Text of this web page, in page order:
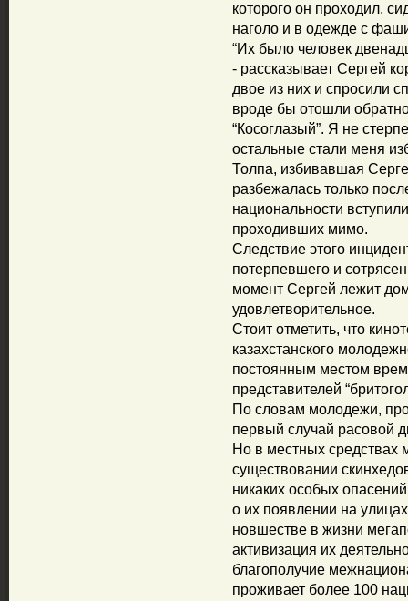
которого он проходил,
наголо и в одежде с
“Их было человек
- рассказывает Сергей
двое из них и спросили
вроде бы отошли
“Косоглазый”. Я не
остальные стали меня
Толпа, избивавшая
разбежалась только
национальности
проходивших мимо.
Следствие этого
потерпевшего и
момент Сергей лежит
удовлетворительное.
Стоит отметить, что
казахстанского
постоянным местом
представителей
По словам молодежи,
первый случай расовой
Но в местных средствах
существовании
никаких особых
о их появлении на
новшестве в жизни
активизация их
благополучие
проживает более 100